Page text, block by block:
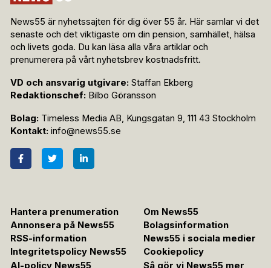
News55 är nyhetssajten för dig över 55 år. Här samlar vi det
senaste och det viktigaste om din pension, samhället, hälsa
och livets goda. Du kan läsa alla våra artiklar och
prenumerera på vårt nyhetsbrev kostnadsfritt.
VD och ansvarig utgivare: Staffan Ekberg
Redaktionschef: Bilbo Göransson
Bolag: Timeless Media AB, Kungsgatan 9, 111 43 Stockholm
Kontakt: info@news55.se
Hantera prenumeration
Om News55
Annonsera på News55
Bolagsinformation
RSS-information
News55 i sociala medier
Integritetspolicy News55
Cookiepolicy
AI-policy News55
Så gör vi News55 mer